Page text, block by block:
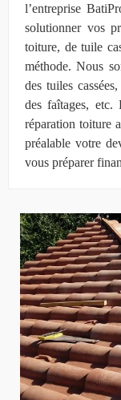
l’entreprise
solutionner vos
toiture, de tuile
méthode. Nous
des tuiles
des faîtages,
réparation toiture
préalable votre
vous préparer